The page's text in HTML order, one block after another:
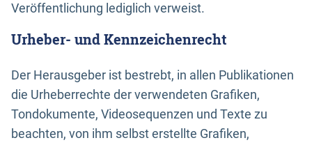
Veröffentlichung lediglich verweist.
Urheber- und Kennzeichenrecht
Der Herausgeber ist bestrebt, in allen Publikationen
die Urheberrechte der verwendeten Grafiken,
Tondokumente, Videosequenzen und Texte zu
beachten, von ihm selbst erstellte Grafiken,